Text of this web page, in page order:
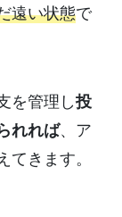
遠い状態で
を管理し投
れれば、ア
きます。